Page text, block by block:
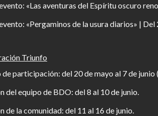
«Las aventuras del Espíritu oscuro
«Pergaminos de la usura diarios» |
Triunfo
de participación: del 20 de mayo al 7 de junio
del equipo de BDO: del 8 al 10 de junio.
de la comunidad: del 11 al 16 de junio.